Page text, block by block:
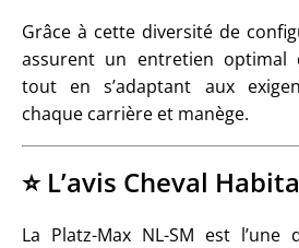
Grâce à cette diversité de
assurent un entretien optimal
tout en s’adaptant aux
chaque carrière et manège.
⭐ L’avis Cheval
La Platz-Max NL-SM est